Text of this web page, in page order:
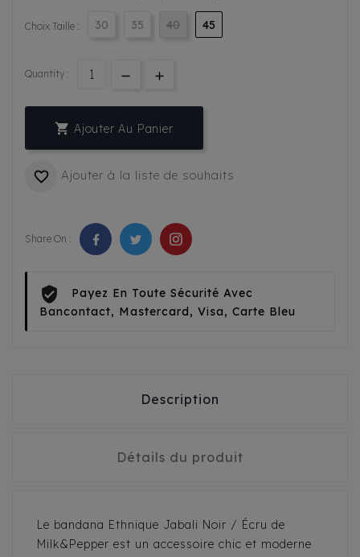
Choix Taille : 30 35 40 45
Quantity :
 Ajouter Au Panier
 Ajouter à la liste de souhaits
Share On :
Payez En Toute Sécurité Avec
Bancontact, Mastercard, Visa, Carte Bleu
Description
Détails du produit
Le bandana Ethnique Jabali Noir / Écru de
Milk&Pepper est un accessoire chic et moderne